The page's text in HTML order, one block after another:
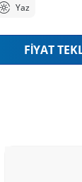
Yaz
FIYAT